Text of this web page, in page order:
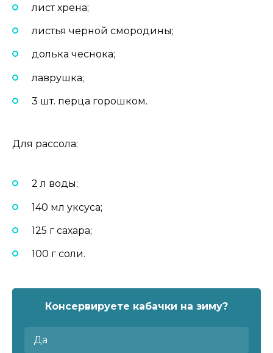
лист хрена;
листья черной смородины;
долька чеснока;
лаврушка;
3 шт. перца горошком.
Для рассола:
2 л воды;
140 мл уксуса;
125 г сахара;
100 г соли.
Консервируете кабачки на зиму?
Да